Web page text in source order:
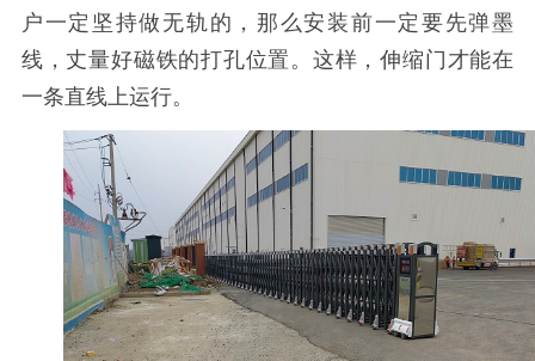
户一定坚持做无轨的，那么安装前一定要先弹墨
线，丈量好磁铁的打孔位置。这样，伸缩门才能在
一条直线上运行。